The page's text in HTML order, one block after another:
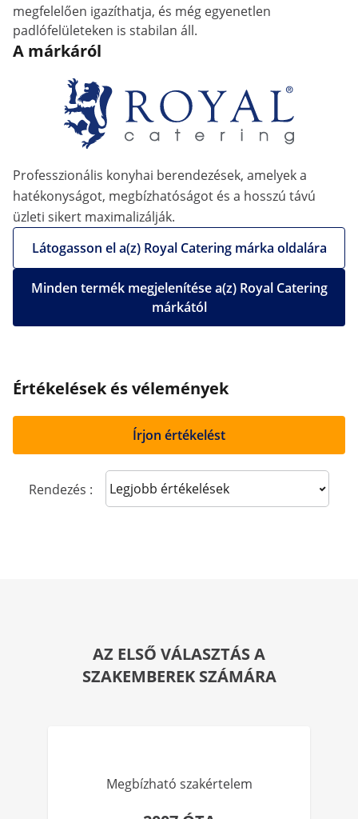
megfelelően igazíthatja, és még egyenetlen
padlófelületeken is stabilan áll.
A márkáról
Professzionális konyhai berendezések, amelyek a
hatékonyságot, megbízhatóságot és a hosszú távú
üzleti sikert maximalizálják.
Látogasson el a(z) Royal Catering márka oldalára
Minden termék megjelenítése a(z) Royal Catering
márkától
Értékelések és vélemények
Írjon értékelést
Rendezés : Sort reviews
AZ ELSŐ VÁLASZTÁS A
SZAKEMBEREK SZÁMÁRA
Megbízható szakértelem